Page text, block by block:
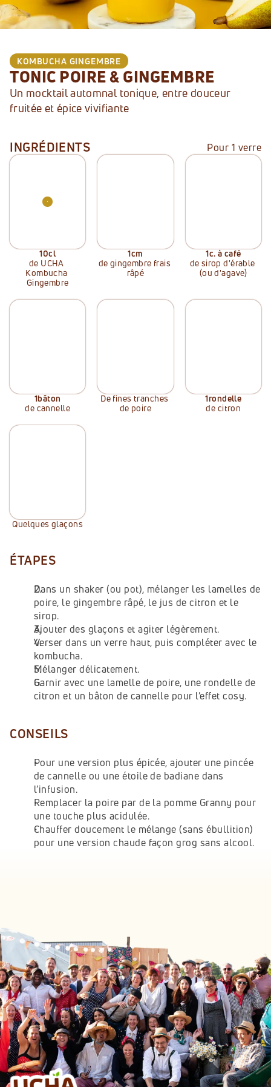
KOMBUCHA GINGEMBRE
TONIC POIRE & GINGEMBRE
Un mocktail automnal tonique, entre douceur
fruitée et épice vivifiante
INGRÉDIENTS Pour 1 verre
10cl
de UCHA
Kombucha
Gingembre
1cm
de gingembre frais
râpé
1c. à café
de sirop d'érable
(ou d'agave)
1bâton
de cannelle
De fines tranches
de poire
1rondelle
de citron
Quelques glaçons
ÉTAPES
Dans un shaker (ou pot), mélanger les lamelles de
poire, le gingembre râpé, le jus de citron et le
sirop.
Ajouter des glaçons et agiter légèrement.
Verser dans un verre haut, puis compléter avec le
kombucha.
Mélanger délicatement.
Garnir avec une lamelle de poire, une rondelle de
citron et un bâton de cannelle pour l’effet cosy.
CONSEILS
Pour une version plus épicée, ajouter une pincée
de cannelle ou une étoile de badiane dans
l’infusion.
Remplacer la poire par de la pomme Granny pour
une touche plus acidulée.
Chauffer doucement le mélange (sans ébullition)
pour une version chaude façon grog sans alcool.